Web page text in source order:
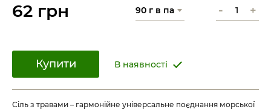
Сіль з травами – гармонійне універсальне поєднання морської
62 грн - +
Купити В наявності